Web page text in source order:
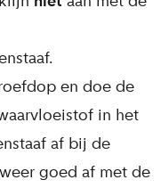
en doe de
in het
af bij de
goed af met de